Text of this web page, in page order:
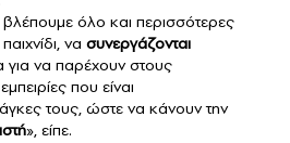
βλέπουμε όλο και περισσότερες
να συνεργάζονται
για να παρέχουν στους
που είναι
τους, ώστε να κάνουν την
», είπε.